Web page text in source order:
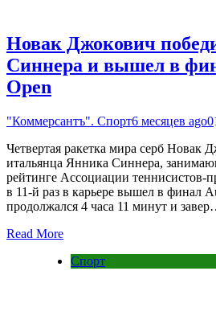
Новак Джокович
Синнера и вышел в
Open
"Коммерсантъ". Спорт6 месяцев ago0
Четвертая ракетка мира серб Новак
итальянца Янника Синнера,
рейтинге Ассоциации теннисистов-
в 11-й раз в карьере вышел в финал
продолжался 4 часа 11 минут и
Read More
Спорт